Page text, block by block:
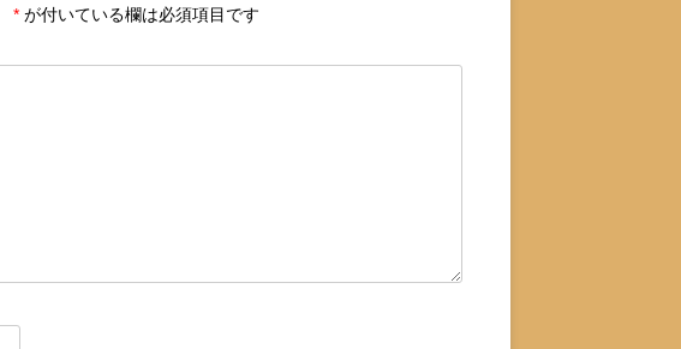
* が付いている欄は必須項目です